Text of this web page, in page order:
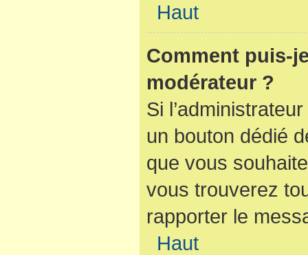
Haut
Comment puis-
modérateur ?
Si
un bouton dédié
que vous
vous trouverez
rapporter le
Haut